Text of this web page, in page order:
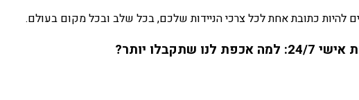
להיות כתובת אחת לכל צרכי הניידות שלכם, בכל שלב ובכל מקום בעולם.